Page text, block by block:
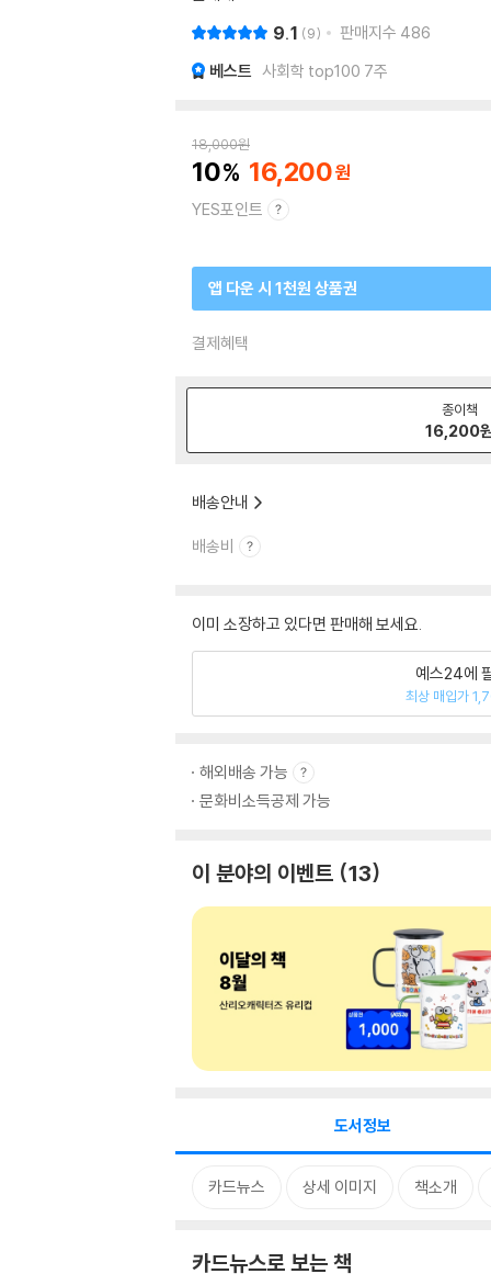
9.1 9 판매지수 486
베스트 사회학 top100 7주
18,000원
10 16,200
YES포인트
앱 다운 시 1천원 상품권
결제혜택
종이책
16,200
배송안내
배송비
이미 소장하고 있다면 판매해 보세요.
예스24에
최상 매입가
해외배송 가능
문화비소득공제 가능
이 분야의 이벤트 13
도서정보
카드뉴스 상세 이미지 책소개
카드뉴스로 보는 책